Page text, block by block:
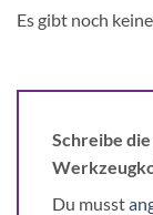
Es gibt noch
Schreibe
Du musst